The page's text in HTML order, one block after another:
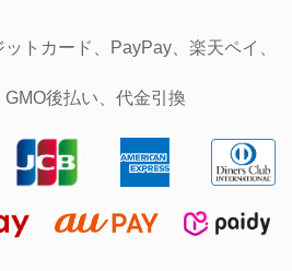
トカード、PayPay、楽天ペイ、
後払い、代金引換